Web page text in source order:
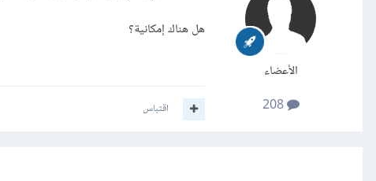
الأعضاء
208
هل هناك إمكانية؟
اقتباس